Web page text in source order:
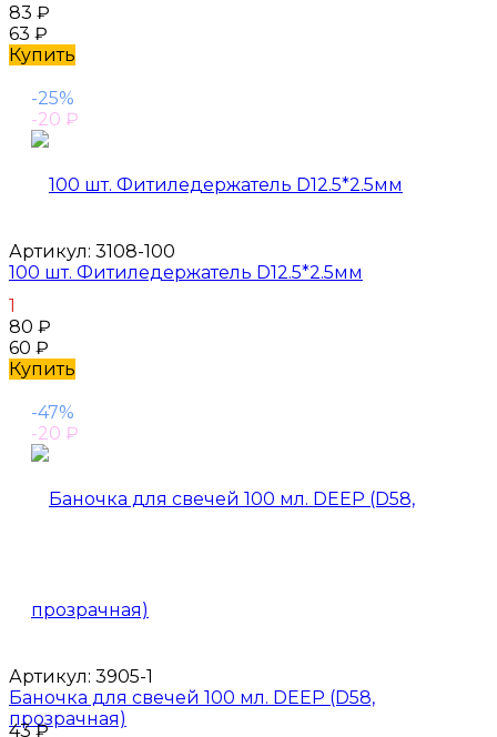
83 ₽
63 ₽
Купить
-25%
-20 ₽
Артикул: 3108-100
100 шт. Фитиледержатель D12.5*2.5мм
1
80 ₽
60 ₽
Купить
-47%
-20 ₽
Артикул: 3905-1
Баночка для свечей 100 мл. DEEP (D58,
прозрачная)
43₽